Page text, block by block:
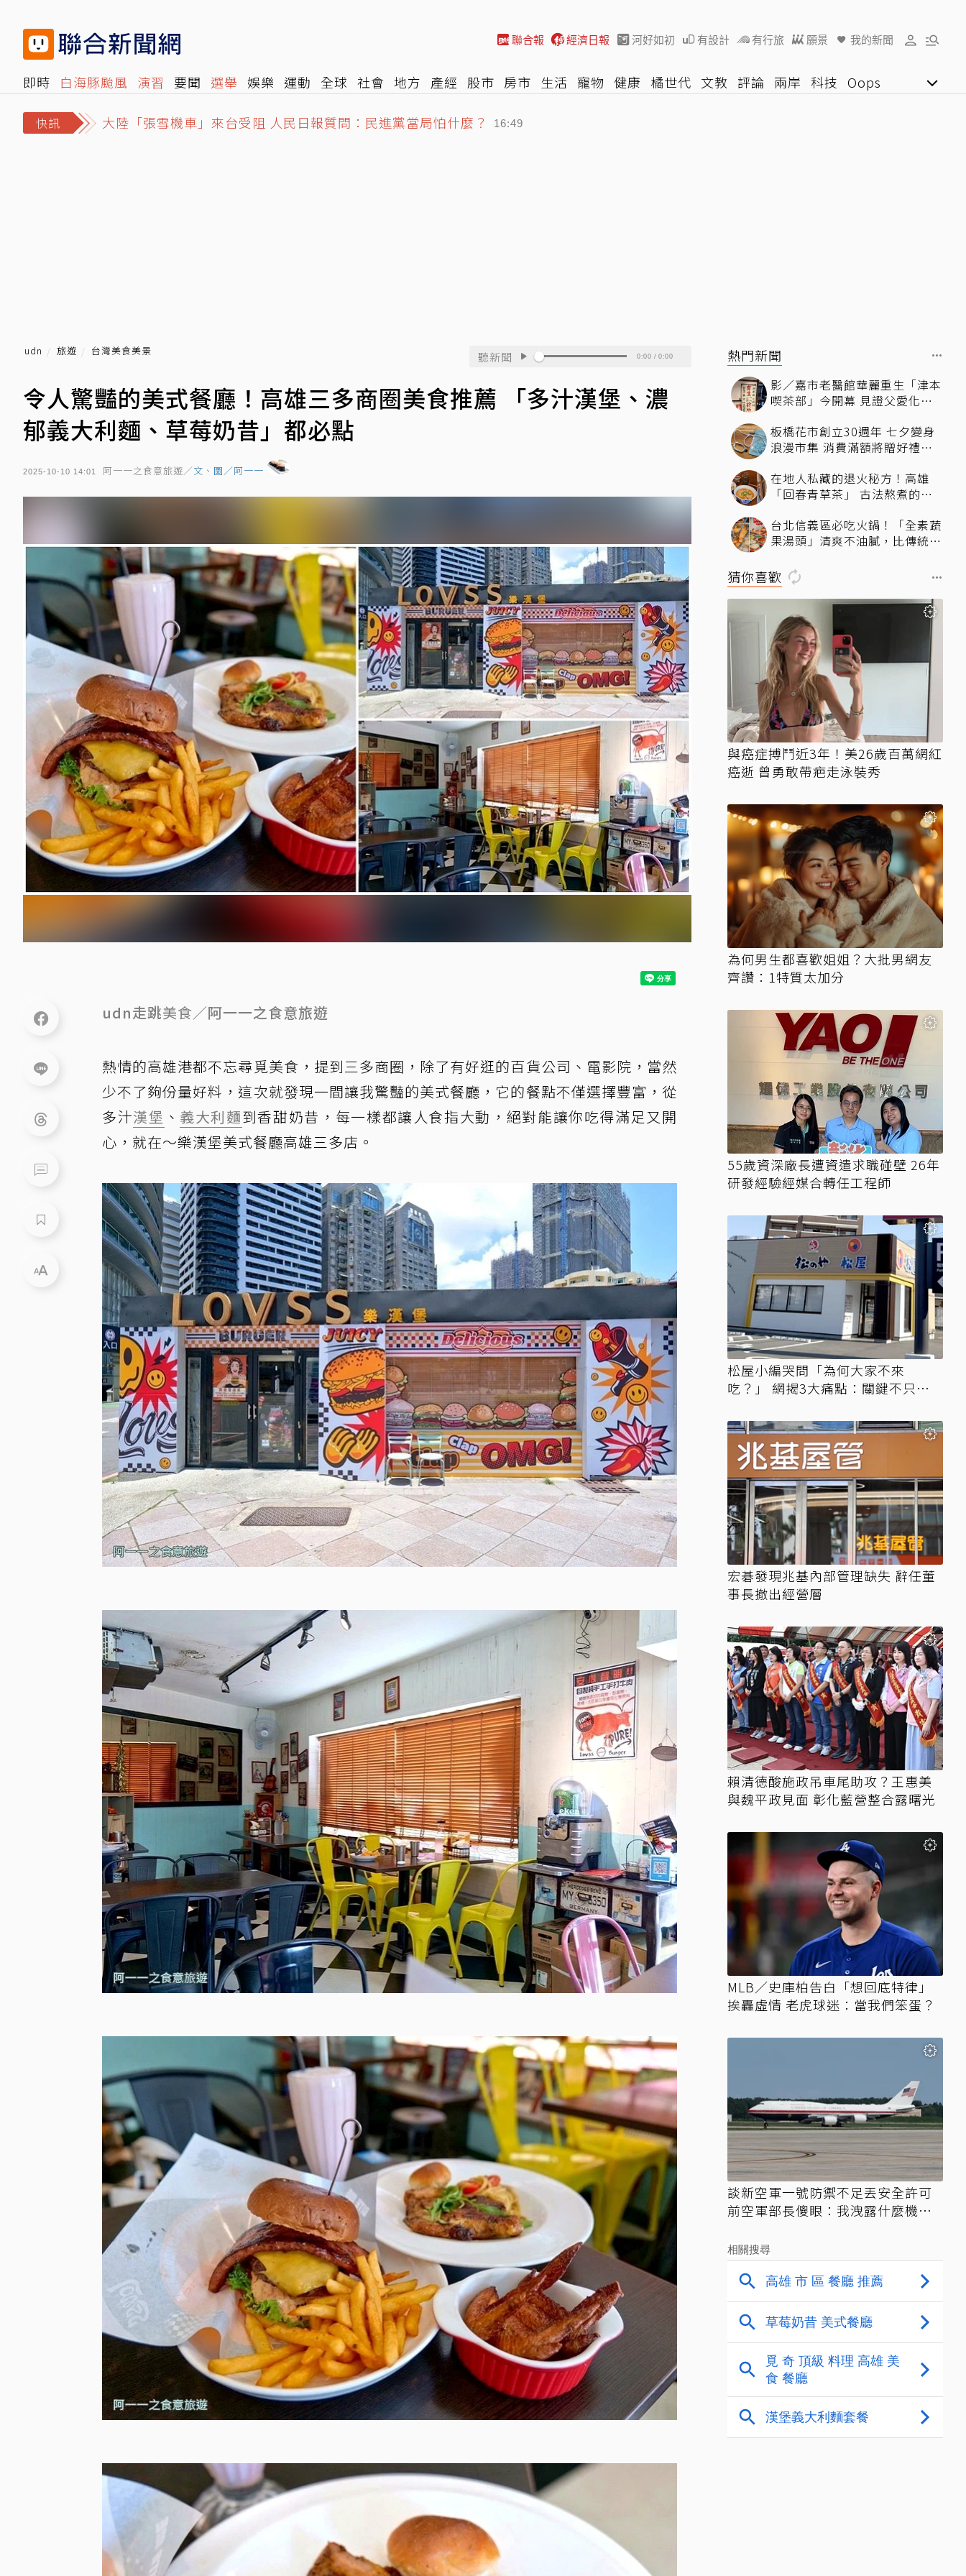
聯合報 經濟日報 河好如初 有設計 有行旅 願景 我的新聞
即時 白海豚颱風 演習 要聞 選舉 娛樂 運動 全球 社會 地方 產經 股市 房市 生活 寵物 健康 橘世代 文教 評論 兩岸 科技 Oops
快訊 大陸「張雪機車」來台受阻 人民日報質問：民進黨當局怕什麼？ 16:49
udn 旅遊 台灣美食美景 聽新聞 0:00 / 0:00
令人驚豔的美式餐廳！高雄三多商圈美食推薦 「多汁漢堡、濃
郁義大利麵、草莓奶昔」都必點
2025-10-10 14:01 阿一一之食意旅遊／文、圖／阿一一
udn走跳美食／阿一一之食意旅遊
熱情的高雄港都不忘尋覓美食，提到三多商圈，除了有好逛的百貨公司、電影院，當然
少不了夠份量好料，這次就發現一間讓我驚豔的美式餐廳，它的餐點不僅選擇豐富，從
多汁漢堡 、 義大利麵到香甜奶昔，每一樣都讓人食指大動，絕對能讓你吃得滿足又開
心，就在～樂漢堡美式餐廳高雄三多店。
熱門新聞
影／嘉市老醫館華麗重生「津本
喫茶部」今開幕 見證父愛化身
板橋花市創立30週年 七夕變身
浪漫市集 消費滿額將贈好禮還
在地人私藏的退火秘方！高雄
「回春青草茶」 古法熬煮的純
台北信義區必吃火鍋！「全素蔬
果湯頭」清爽不油膩，比傳統麻
猜你喜歡
與癌症搏鬥近3年！美26歲百萬網紅
癌逝 曾勇敢帶疤走泳裝秀
為何男生都喜歡姐姐？大批男網友
齊讚：1特質太加分
55歲資深廠長遭資遣求職碰壁 26年
研發經驗經媒合轉任工程師
松屋小編哭問「為何大家不來
吃？」 網揭3大痛點：關鍵不只價
宏碁發現兆基內部管理缺失 辭任董
事長撤出經營層
賴清德酸施政吊車尾助攻？王惠美
與魏平政見面 彰化藍營整合露曙光
MLB／史庫柏告白「想回底特律」
挨轟虛情 老虎球迷：當我們笨蛋？
談新空軍一號防禦不足丟安全許可
前空軍部長傻眼：我洩露什麼機